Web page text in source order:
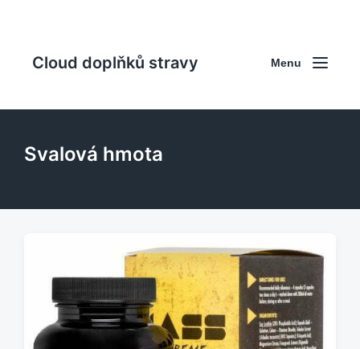
Cloud doplňků stravy Menu
Svalová hmota